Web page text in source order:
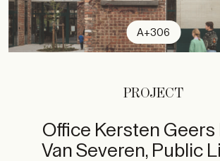
A+306
PROJECT
Office Kersten Geers
Van Severen, Public